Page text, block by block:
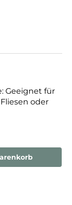
Geeignet für
oder